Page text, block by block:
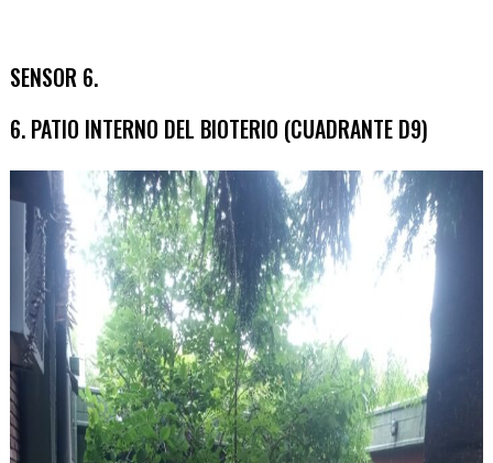
SENSOR 6.
6. PATIO INTERNO DEL BIOTERIO (CUADRANTE D9)